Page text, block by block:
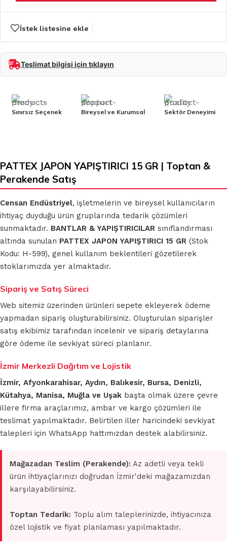
İstek listesine ekle
Teslimat bilgisi için tıklayın
Sınırsız Seçenek Bireysel ve Kurumsal Sektör Deneyimi
PATTEX JAPON YAPIŞTIRICI 15 GR | Toptan &
Perakende Satış
Censan Endüstriyel, işletmelerin ve bireysel kullanıcıların
ihtiyaç duyduğu ürün gruplarında tedarik çözümleri
sunmaktadır. BANTLAR & YAPIŞTIRICILAR sınıflandırması
altında sunulan PATTEX JAPON YAPIŞTIRICI 15 GR (Stok
Kodu: H-599), genel kullanım beklentileri gözetilerek
stoklarımızda yer almaktadır.
Sipariş ve Satış Süreci
Web sitemiz üzerinden ürünleri sepete ekleyerek ödeme
yapmadan sipariş oluşturabilirsiniz. Oluşturulan siparişler
satış ekibimiz tarafından incelenir ve sipariş detaylarına
göre ödeme ile sevkiyat süreci planlanır.
İzmir Merkezli Dağıtım ve Lojistik
İzmir, Afyonkarahisar, Aydın, Balıkesir, Bursa, Denizli,
Kütahya, Manisa, Muğla ve Uşak başta olmak üzere çevre
illere firma araçlarımız, ambar ve kargo çözümleri ile
teslimat yapılmaktadır. Belirtilen iller haricindeki sevkiyat
talepleri için WhatsApp hattımızdan destek alabilirsiniz.
Mağazadan Teslim (Perakende): Az adetli veya tekli
ürün ihtiyaçlarınızı doğrudan İzmir'deki mağazamızdan
karşılayabilirsiniz.
Toptan Tedarik: Toplu alım taleplerinizde, ihtiyacınıza
özel lojistik ve fiyat planlaması yapılmaktadır.